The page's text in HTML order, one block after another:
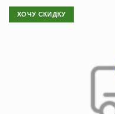
ХОЧУ СКИДКУ